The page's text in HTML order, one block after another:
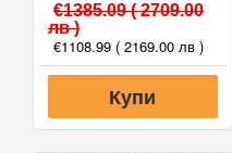
€1385.09( 2709.00
лв )
€1108.99 ( 2169.00 лв )
Купи